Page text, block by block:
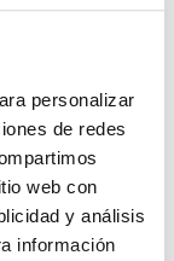
personalizar
de redes
web con
y análisis
información
con
aporta un toque
Sin embargo,…